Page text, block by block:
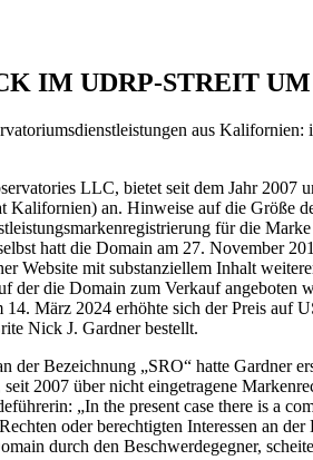
IM UDRP-STREIT UM
aus
LLC, bietet seit dem Jahr 2007
Kalifornien) an. Hinweise auf die Größe
für die
hatt die Domain am 27. November
Website mit substanziellem Inhalt
der die Domain zum Verkauf
März 2024 erhöhte sich der Preis
Nick J. Gardner bestellt.
der Bezeichnung „SRO“ hatte Gardner
2007 über nicht eingetragene
„In the present case there is a
oder berechtigten Interessen an
durch den Beschwerdegegner,